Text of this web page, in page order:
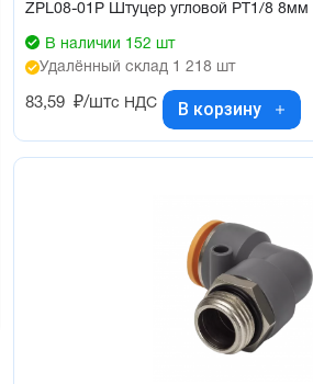
ZPL08-01P Штуцер угловой PT1/8 8мм
В наличии 152 шт
Удалённый склад 1 218 шт
83,59 ₽/штс НДС В корзину